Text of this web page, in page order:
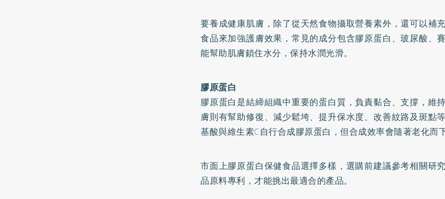
要養成健康肌膚，除了從天然食物攝取營養素外，還可以補
食品來加強護膚效果，常見的成分包含膠原蛋白、玻尿酸、
能幫助肌膚鎖住水分，保持水潤光滑。
膠原蛋白
膠原蛋白是結締組織中重要的蛋白質，負責黏合、支撐，維
膚則有幫助修復、減少鬆垮、提升保水度、改善紋路及斑點
基酸與維生素C自行合成膠原蛋白，但合成效率會隨著老化而下
市面上膠原蛋白保健食品選擇多樣，選購前建議參考相關研
品原料專利，才能挑出最適合的產品。